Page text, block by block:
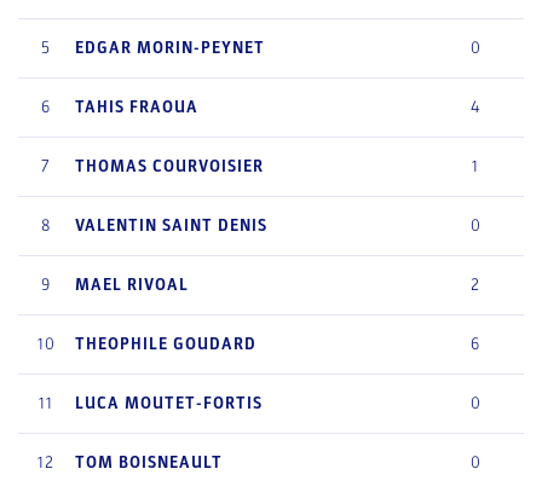
5 EDGAR MORIN-PEYNET 0
6 TAHIS FRAOUA 4
7 THOMAS COURVOISIER 1
8 VALENTIN SAINT DENIS 0
9 MAEL RIVOAL 2
10 THEOPHILE GOUDARD 6
11 LUCA MOUTET-FORTIS 0
12 TOM BOISNEAULT 0